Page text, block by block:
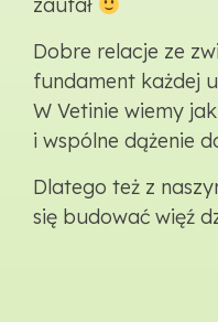
zaufał
Dobre relacje ze
fundament każdej
W Vetinie wiemy
i wspólne dążenie
Dlatego też z
się budować więź